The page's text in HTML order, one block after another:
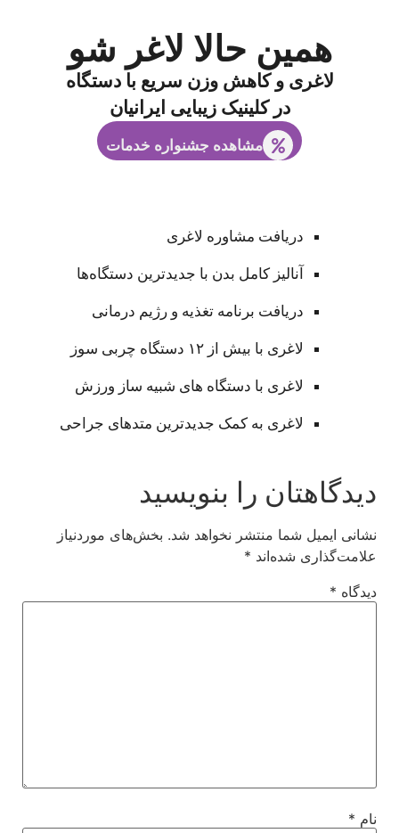
همین حالا لاغر شو
لاغری و کاهش وزن سریع با دستگاه
در کلینیک زیبایی ایرانیان
مشاهده جشنواره خدمات
دریافت مشاوره لاغری
آنالیز کامل بدن با جدیدترین دستگاه‌ها
دریافت برنامه تغذیه و رژیم درمانی
لاغری با بیش از ۱۲ دستگاه چربی سوز
لاغری با دستگاه های شبیه ساز ورزش
لاغری به کمک جدیدترین متدهای جراحی
دیدگاهتان را بنویسید
نشانی ایمیل شما منتشر نخواهد شد. بخش‌های موردنیاز
علامت‌گذاری شده‌اند *
دیدگاه *
نام *